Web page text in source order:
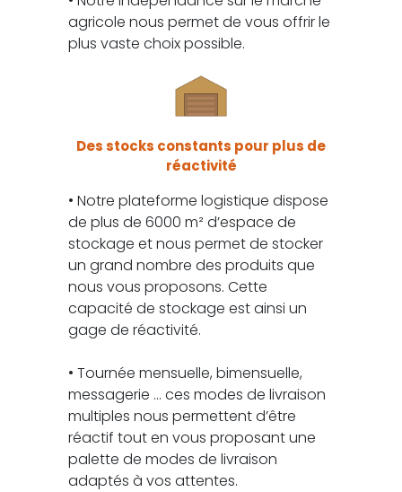
agricole nous permet de vous offrir le
plus vaste choix possible.
Des stocks constants pour plus de
réactivité
• Notre plateforme logistique dispose
de plus de 6000 m² d’espace de
stockage et nous permet de stocker
un grand nombre des produits que
nous vous proposons. Cette
capacité de stockage est ainsi un
gage de réactivité.
• Tournée mensuelle, bimensuelle,
messagerie … ces modes de livraison
multiples nous permettent d’être
réactif tout en vous proposant une
palette de modes de livraison
adaptés à vos attentes.